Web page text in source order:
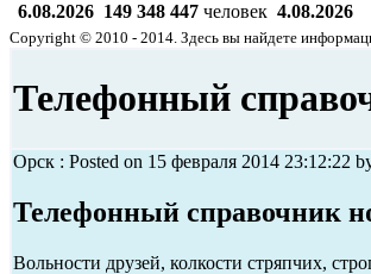
6.08.2026 149 348 447 человек 4.08.2026
Copyright © 2010 - 2014. Здесь вы найдете
Телефонный
Орск : Posted on 15 февраля 2014 23:12:22
Телефонный справочник
Вольности друзей, колкости стряпчих,